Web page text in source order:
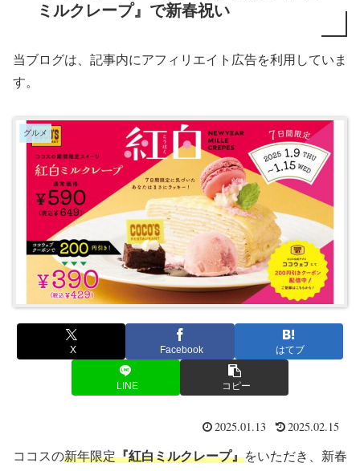
ミルクレープ』で新春祝い
当ブログは、記事内にアフィリエイト広告を利用していま
す。
グルメ
X Facebook はてブ
LINE コピー
2025.01.13 2025.02.15
ココスの新年限定『紅白ミルクレープ』をいただき、新春